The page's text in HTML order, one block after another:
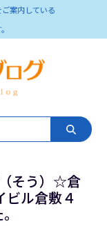
案内している
そう）☆倉
ビル倉敷４